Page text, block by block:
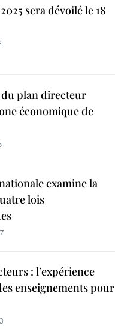
sera dévoilé le 18
plan directeur
économique de
examine la
lois
: l’expérience
enseignements pour